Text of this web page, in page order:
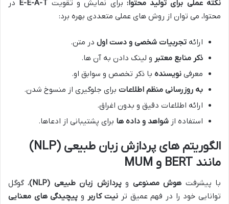
نکته عملی برای تولید محتوا: برای نمایش و تقویت E-E-A-T در
محتوا، می توان از روش های عملی متعددی بهره برد:
ارائه تجربیات شخصی و دست اول در متن.
ذکر منابع معتبر و لینک دادن به آن ها.
معرفی نویسنده با ذکر تخصص و سوابق او.
به روزرسانی منظم اطلاعات برای جلوگیری از منسوخ شدن.
ارائه اطلاعات دقیق و بدون اغراق.
استفاده از شواهد و داده ها برای پشتیبانی از ادعاها.
الگوریتم های پردازش زبان طبیعی (NLP)
مانند BERT و MUM
با پیشرفت هوش مصنوعی وپردازش زبان طبیعی (NLP)
، گوگل
توانایی خود را در فهم عمیق تر نیت کاربر و پیچیدگی های معنایی